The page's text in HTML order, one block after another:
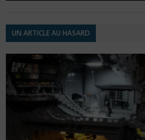
UN ARTICLE AU HASARD